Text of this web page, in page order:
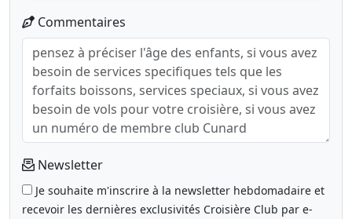
Commentaires
Newsletter
Je souhaite m'inscrire à la newsletter hebdomadaire et
recevoir les dernières exclusivités Croisière Club par e-